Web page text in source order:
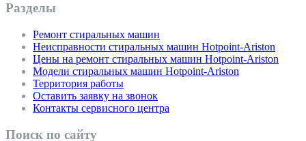
Разделы
Ремонт стиральных машин
Неисправности стиральных машин Hotpoint-Ariston
Цены на ремонт стиральных машин Hotpoint-Ariston
Модели стиральных машин Hotpoint-Ariston
Территория работы
Оставить заявку на звонок
Контакты сервисного центра
Поиск по сайту